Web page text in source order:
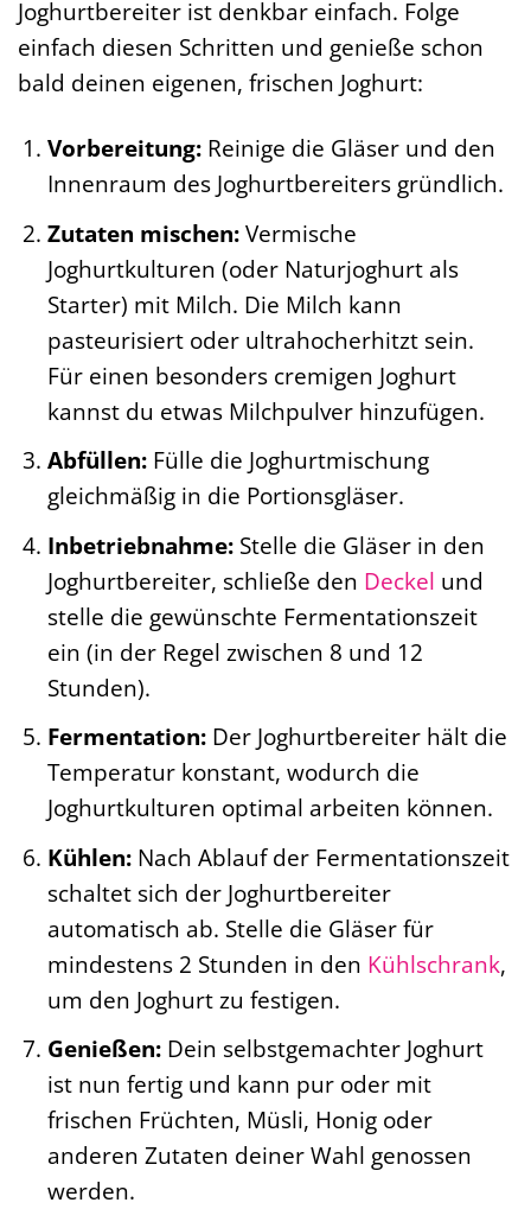
Joghurtbereiter ist denkbar einfach. Folge
einfach diesen Schritten und genieße schon
bald deinen eigenen, frischen Joghurt:
Vorbereitung:Reinige die Gläser und den
Innenraum des Joghurtbereiters gründlich.
Zutaten mischen:Vermische
Joghurtkulturen (oder Naturjoghurt als
Starter) mit Milch. Die Milch kann
pasteurisiert oder ultrahocherhitzt sein.
Für einen besonders cremigen Joghurt
kannst du etwas Milchpulver hinzufügen.
Abfüllen:Fülle die Joghurtmischung
gleichmäßig in die Portionsgläser.
Inbetriebnahme:Stelle die Gläser in den
Joghurtbereiter, schließe den Deckel und
stelle die gewünschte Fermentationszeit
ein (in der Regel zwischen 8 und 12
Stunden).
Fermentation:Der Joghurtbereiter hält die
Temperatur konstant, wodurch die
Joghurtkulturen optimal arbeiten können.
Kühlen:Nach Ablauf der Fermentationszeit
schaltet sich der Joghurtbereiter
automatisch ab. Stelle die Gläser für
mindestens 2 Stunden in den Kühlschrank,
um den Joghurt zu festigen.
Genießen:Dein selbstgemachter Joghurt
ist nun fertig und kann pur oder mit
frischen Früchten, Müsli, Honig oder
anderen Zutaten deiner Wahl genossen
werden.